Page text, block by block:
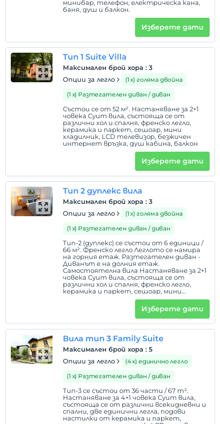
След 14:00
Разгледайте
Преди 12:00
домашен любимец
стаи за непушачи
1 дете(деца) до 6-годишна възраст на стая не се
таксуват
минибар, телефон, електрическа кана,
баня, душ и балкон.
Изберете дати
Тип 1 Suite Villa
Максимален брой хора : 3
Опции за легло
(1 х) голяма двойна
(1 х) Разтегателен диван / диван
Състои се от 52 м². Настаняване за 2+1
човека Суит вила, състояща се от
различни хол и спалня, френско легло,
керамика и паркет, сешоар, мини
хладилник, LCD телевизор, безжичен
интернет връзка, душ кабина, балкон
Изберете дати
Тип 2 дуплекс вила
Максимален брой хора : 3
Опции за легло
(1 х) голяма двойна
(1 х) Разтегателен диван / диван
Тип-2 (дуплекс) се състои от 6 единици /
66 м². Френско легло Леглото се намира
на горния етаж. Разтегателен диван -
Диванът е на долния етаж.
Самостоятелна вила Настаняване за 2+1
човека Суит вила, състояща се от
различни хол и спалня, френско легло,
керамика и паркет, сешоар, мини
хладилник, LCD телевизор, безжична
интернет връзка, душ кабина, балкон
Изберете дати
Вила тип 3 Family Suite
Максимален брой хора : 5
Опции за легло
(4 х) единично легло
(1 х) Разтегателен диван / диван
Тип-3 се състои от 36 части / 67 m².
Настаняване за 4+1 човека Суит вила,
състояща се от различни всекидневни и
спални, две единични легла, подови
настилки от керамика и паркет,